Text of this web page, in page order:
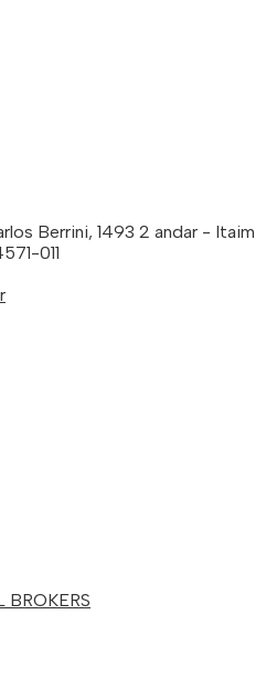
Berrini, 1493 2 andar - Itaim
011
BROKERS